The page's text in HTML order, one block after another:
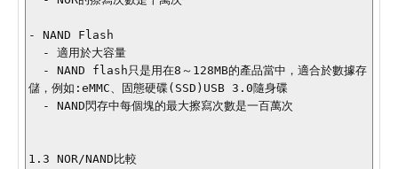
- NAND Flash
儲，例如:eMMC、固態硬碟(SSD)USB 3.0隨身碟
1.3 NOR/NAND比較